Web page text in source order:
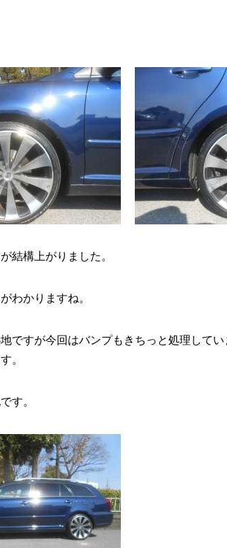
結構上がりました。
わかりますね。
ですが今回はバンプもきちっと処理して
。
す。